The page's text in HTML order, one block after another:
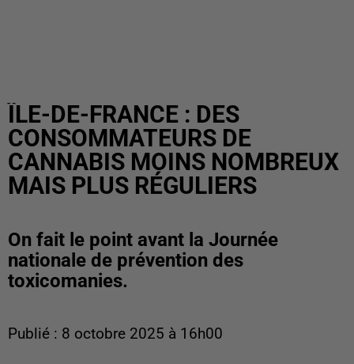
ÎLE-DE-FRANCE : DES
CONSOMMATEURS DE
CANNABIS MOINS NOMBREUX
MAIS PLUS RÉGULIERS
On fait le point avant la Journée
nationale de prévention des
toxicomanies.
Publié : 8 octobre 2025 à 16h00